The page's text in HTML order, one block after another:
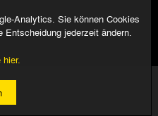
Alle Rechte vorbehalten
Analytics. Sie können Cookies
Entscheidung jederzeit ändern.